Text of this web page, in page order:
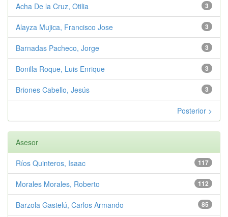
3
Acha De la Cruz, Otilia
3
Alayza Mujica, Francisco Jose
3
Barnadas Pacheco, Jorge
3
Bonilla Roque, Luis Enrique
3
Briones Cabello, Jesús
Posterior >
Asesor
117
Ríos Quinteros, Isaac
112
Morales Morales, Roberto
85
Barzola Gastelú, Carlos Armando